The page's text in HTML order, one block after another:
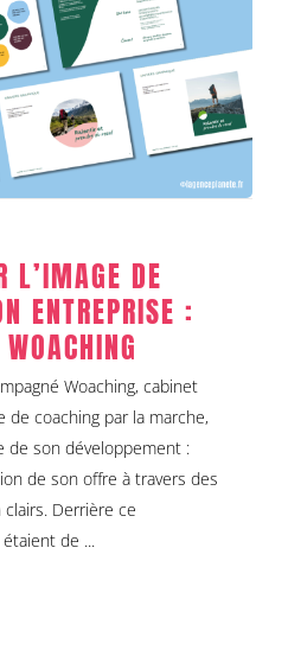
DE MARQUE DE
: L’EXEMPLE DE
visuelle & logo
Rédaction &
éditoriale
L’IMAGE DE
ENTREPRISE :
Woaching, cabinet
coaching par la marche,
de son développement :
de son offre à travers des
clairs. Derrière ce
de ...